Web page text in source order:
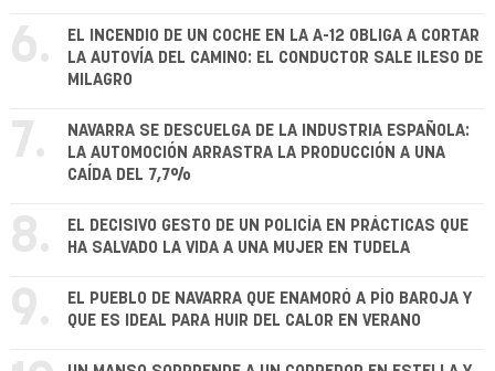
6.
EL INCENDIO DE UN COCHE EN LA A-12 OBLIGA A CORTAR
LA AUTOVÍA DEL CAMINO: EL CONDUCTOR SALE ILESO DE
MILAGRO
7.
NAVARRA SE DESCUELGA DE LA INDUSTRIA ESPAÑOLA:
LA AUTOMOCIÓN ARRASTRA LA PRODUCCIÓN A UNA
CAÍDA DEL 7,7%
8.
EL DECISIVO GESTO DE UN POLICÍA EN PRÁCTICAS QUE
HA SALVADO LA VIDA A UNA MUJER EN TUDELA
9.
EL PUEBLO DE NAVARRA QUE ENAMORÓ A PÍO BAROJA Y
QUE ES IDEAL PARA HUIR DEL CALOR EN VERANO